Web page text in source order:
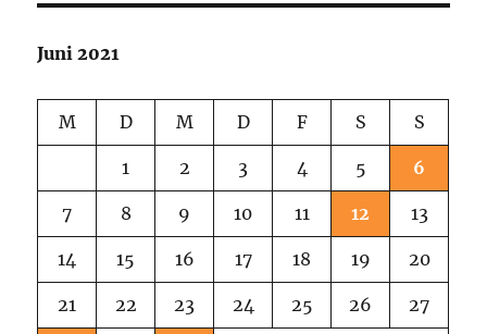
Juni 2021
M D M D F S S
1 2 3 4 5 6
7 8 9 10 11 12 13
14 15 16 17 18 19 20
21 22 23 24 25 26 27